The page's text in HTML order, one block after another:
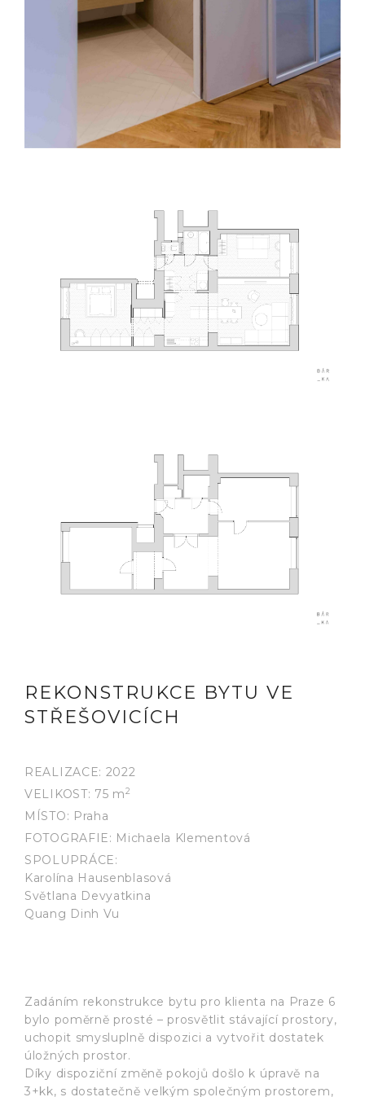
REKONSTRUKCE BYTU VE
STŘEŠOVICÍCH
REALIZACE: 2022
VELIKOST: 75 m2
MÍSTO: Praha
FOTOGRAFIE: Michaela Klementová
SPOLUPRÁCE:
Karolína Hausenblasová
Světlana Devyatkina
Quang Dinh Vu
Zadáním rekonstrukce bytu pro klienta na Praze 6
bylo poměrně prosté – prosvětlit stávající prostory,
uchopit smysluplně dispozici a vytvořit dostatek
úložných prostor.
Díky dispoziční změně pokojů došlo k úpravě na
3+kk, s dostatečně velkým společným prostorem,